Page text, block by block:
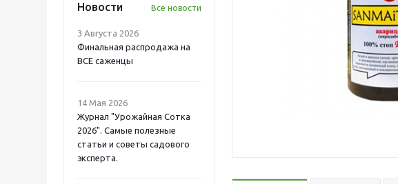
Новости Все новости
3 Августа 2026
Финальная распродажа на
ВСЕ саженцы
14 Мая 2026
Журнал "Урожайная Сотка
2026". Самые полезные
статьи и советы садового
эксперта.